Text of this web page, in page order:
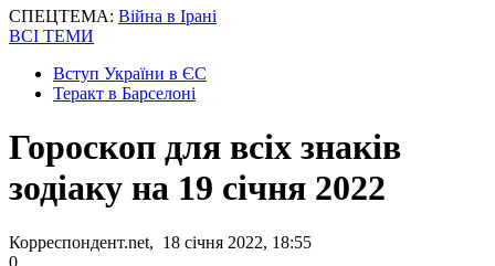
СПЕЦТЕМА: Війна в Ірані
ВСІ ТЕМИ
Вступ України в ЄС
Теракт в Барселоні
Гороскоп для всіх знаків
зодіаку на 19 січня 2022
Корреспондент.net, 18 січня 2022, 18:55
0